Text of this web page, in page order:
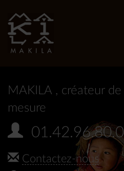
MAKILA , créateur
mesure
Contactez-nous